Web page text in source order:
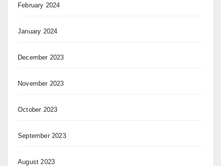
February 2024
January 2024
December 2023
November 2023
October 2023
September 2023
August 2023